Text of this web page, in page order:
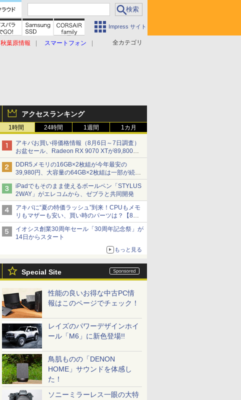
Impress サイト
全カテゴリ
秋葉原情報
スマートフォン
アクセスランキング
1時間 24時間 1週間 1カ月
アキバお買い得価格情報（8月6日～7日調査）
お盆セール、Radeon RX 9070 XTが89,800
円、水平周波数24.8kHz対応の17型モニターが
9,801円、暑さ指数連動セール ほか
DDR5メモリの16GB×2枚組が今年最安の
39,980円、大容量の64GB×2枚組は一部が続騰
[8月前半のメモリ価格]
iPadでもそのまま使えるボールペン「STYLUS
2WAY」がエレコムから、ゼブラと共同開発
アキバに“夏の特価ラッシュ”到来！CPUもメモ
リもマザーも安い、買い時のパーツは？【8月7
日(金)22時配信】
イオシス創業30周年セール「30周年記念祭」が
14日からスタート
もっと見る
Special Site
性能の良いお得な中古PC情
報はこのページでチェック！
レイズのパワーデザインホイ
ール「M6」に新色登場!!
鳥肌ものの「DENON
HOME」サウンドを体感し
た！
ソニーミラーレス一眼の大特